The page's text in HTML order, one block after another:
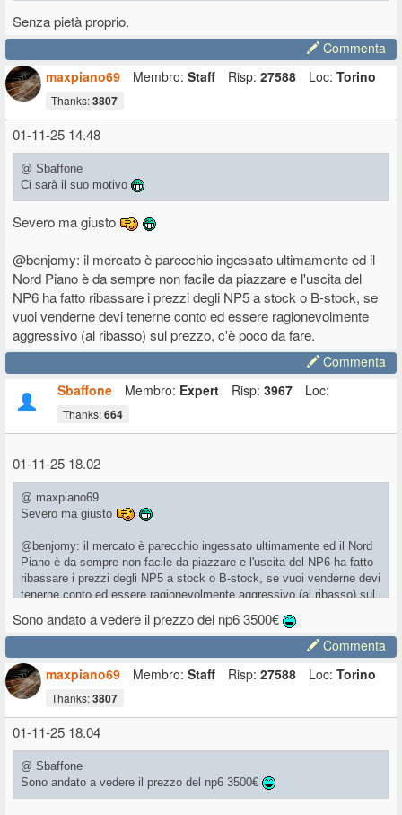
Senza pietà proprio.
Commenta
maxpiano69
Membro: Staff Risp: 27588 Loc: Torino
Thanks:3807
01-11-25 14.48
@ Sbaffone
Ci sarà il suo motivo
Severo ma giusto
@benjomy: il mercato è parecchio ingessato ultimamente ed il
Nord Piano è da sempre non facile da piazzare e l'uscita del
NP6 ha fatto ribassare i prezzi degli NP5 a stock o B-stock, se
vuoi venderne devi tenerne conto ed essere ragionevolmente
aggressivo (al ribasso) sul prezzo, c'è poco da fare.
Commenta
Sbaffone
Membro: Expert Risp: 3967 Loc:
Thanks:664
01-11-25 18.02
@ maxpiano69
Severo ma giusto
@benjomy: il mercato è parecchio ingessato ultimamente ed il Nord
Piano è da sempre non facile da piazzare e l'uscita del NP6 ha fatto
ribassare i prezzi degli NP5 a stock o B-stock, se vuoi venderne devi
tenerne conto ed essere ragionevolmente aggressivo (al ribasso) sul
Sono andato a vedere il prezzo del np6 3500€
Commenta
maxpiano69
Membro: Staff Risp: 27588 Loc: Torino
Thanks:3807
01-11-25 18.04
@ Sbaffone
Sono andato a vedere il prezzo del np6 3500€